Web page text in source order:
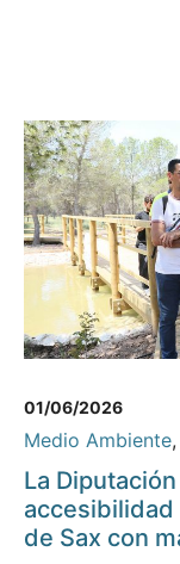
01/06/2026
Medio Ambiente,
La
accesibilidad
de Sax con